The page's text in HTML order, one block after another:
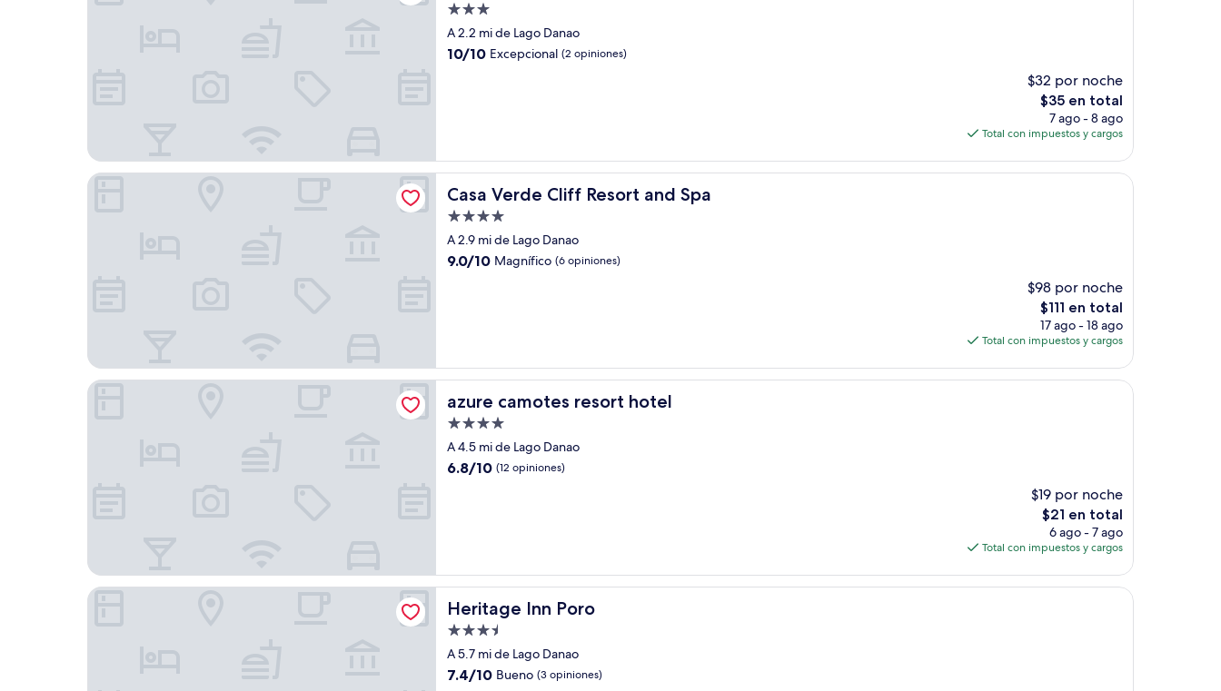
Propiedad
de
3.0
A 2.2 mi de Lago Danao
10.0
10/10 Excepcional (2 opiniones)
$32 por noche
El
precio
actual
de
$35 en total
7 ago - 8 ago
Total con impuestos y cargos
Casa Verde Cliff Resort and Spa
Casa Verde Cliff Resort and Spa
Propiedad
de
4.0
A 2.9 mi de Lago Danao
9.0
9.0/10 Magnífico (6 opiniones)
$98 por noche
El
precio
actual
de
$111 en total
17 ago - 18 ago
Total con impuestos y cargos
Casa Verde Cliff Resort and Spa
azure camotes resort hotel
azure camotes resort hotel
Propiedad
de
4.0
A 4.5 mi de Lago Danao
6.8
6.8/10 (12 opiniones)
$19 por noche
El
precio
actual
de
$21 en total
6 ago - 7 ago
Total con impuestos y cargos
azure camotes resort hotel
Heritage Inn Poro
Heritage Inn Poro
Propiedad
de
3.5
A 5.7 mi de Lago Danao
7.4
7.4/10 Bueno (3 opiniones)
Heritage Inn Poro